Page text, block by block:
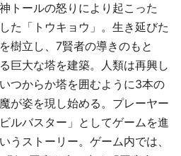
トールの怒りにより起こった
た「トウキョウ」。生き延びた
樹立し、7賢者の導きのもと
巨大な塔を建築。人類は再興し
つからか塔を囲むように3本の
が姿を現し始める。プレーヤー
ルバスター」としてゲームを進
うストーリー。ゲーム内では、